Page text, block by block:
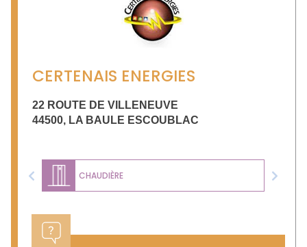
CERTENAIS ENERGIES
22 ROUTE DE VILLENEUVE
44500, LA BAULE ESCOUBLAC
CHAUDIÈRE
Previous Next